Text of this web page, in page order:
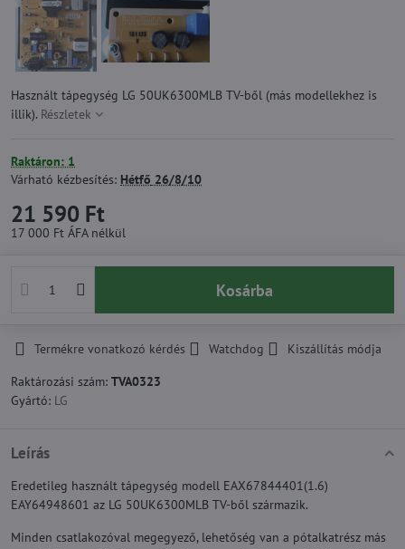
Használt tápegység LG 50UK6300MLB TV-ből (más modellekhez is
illik). Részletek
Raktáron: 1
Várható kézbesítés: Hétfő 26/8/10
21 590 Ft
17 000 Ft ÁFA nélkül
Kosárba
Termékre vonatkozó kérdés Watchdog
Kiszállítás módja
Raktározási szám: TVA0323
Gyártó: LG
Leírás
Eredetileg használt tápegység modell EAX67844401(1.6)
EAY64948601 az LG 50UK6300MLB TV-ből származik.
Minden csatlakozóval megegyező, lehetőség van a pótalkatrész más